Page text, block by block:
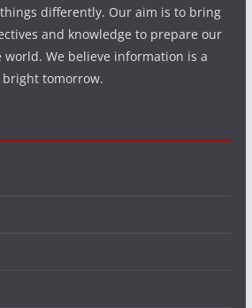
differently. Our aim is to bring
and knowledge to prepare our
world. We believe information is a
tomorrow.